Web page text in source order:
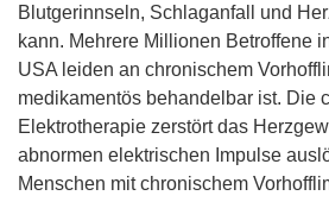
Blutgerinnseln, Schlaganfall und
kann. Mehrere Millionen Betroffene
USA leiden an chronischem
medikamentös behandelbar ist. Die
Elektrotherapie zerstört das
abnormen elektrischen Impulse
Menschen mit chronischem